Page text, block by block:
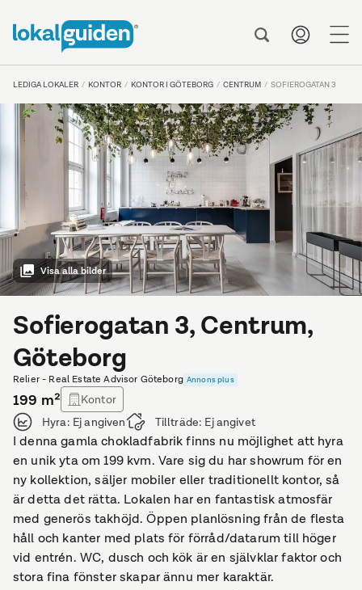
LEDIGA LOKALER KONTOR KONTOR I GÖTEBORG CENTRUM SOFIEROGATAN 3
Visa alla bilder
Sofierogatan 3, Centrum,
Göteborg
Relier - Real Estate Advisor Göteborg Annons plus
199 m²
Kontor
Hyra: Ej angiven Tillträde: Ej angivet
I denna gamla chokladfabrik finns nu möjlighet att hyra
en unik yta om 199 kvm. Vare sig du har showrum för en
ny kollektion, säljer mobiler eller traditionellt kontor, så
är detta det rätta. Lokalen har en fantastisk atmosfär
med generös takhöjd. Öppen planlösning från de flesta
håll och kanter med plats för förråd/datarum till höger
vid entrén. WC, dusch och kök är en självklar faktor och
stora fina fönster skapar ännu mer karaktär.